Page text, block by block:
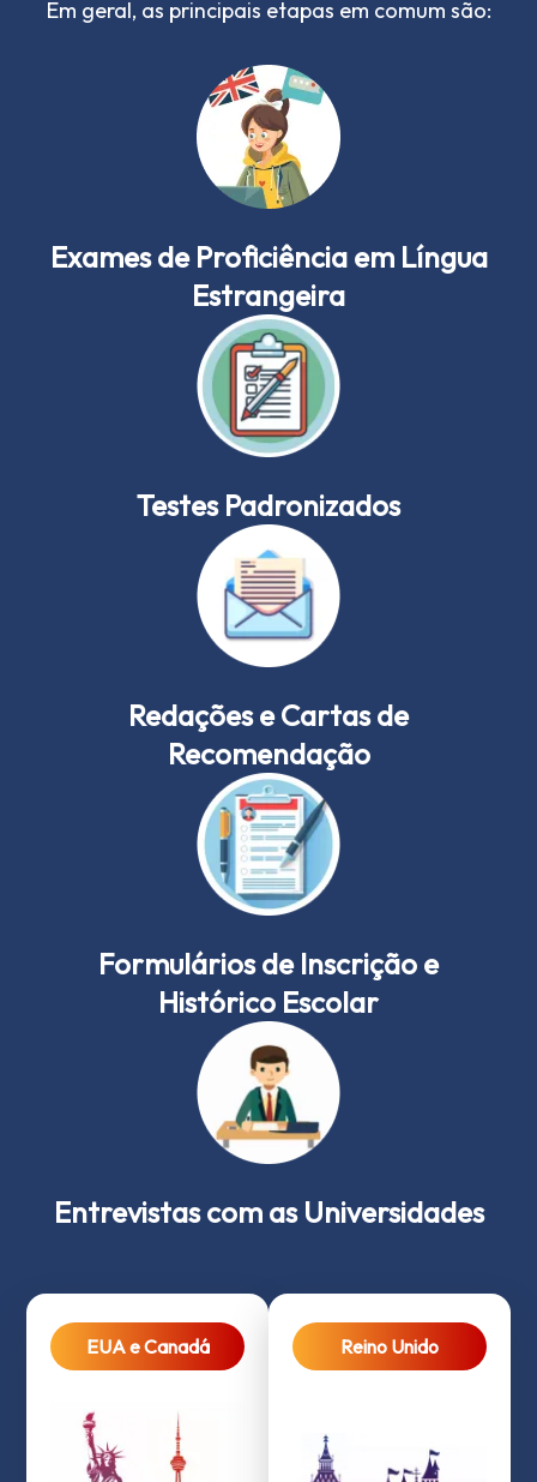
Em geral, as principais etapas em comum são:
Exames de Proficiência em Língua
Estrangeira
Testes Padronizados
Redações e Cartas de
Recomendação
Formulários de Inscrição e
Histórico Escolar
Entrevistas com as Universidades
EUA e Canadá Reino Unido